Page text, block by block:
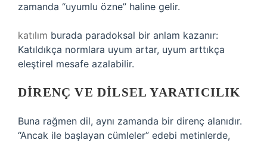
zamanda “uyumlu özne” haline gelir.
katılım burada paradoksal bir anlam kazanır:
Katıldıkça normlara uyum artar, uyum arttıkça
eleştirel mesafe azalabilir.
DIRENÇ VE DILSEL YARATICILIK
Buna rağmen dil, aynı zamanda bir direnç alanıdır.
“Ancak ile başlayan cümleler” edebi metinlerde,